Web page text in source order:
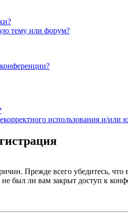
тему или форум?
использования и/
Прежде всего убедитесь,
был ли вам закрыт доступ к